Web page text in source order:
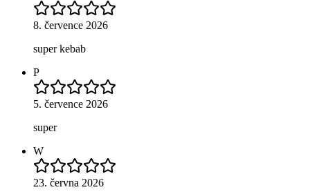
8. července 2026
super kebab
P
5. července 2026
super
W
23. června 2026